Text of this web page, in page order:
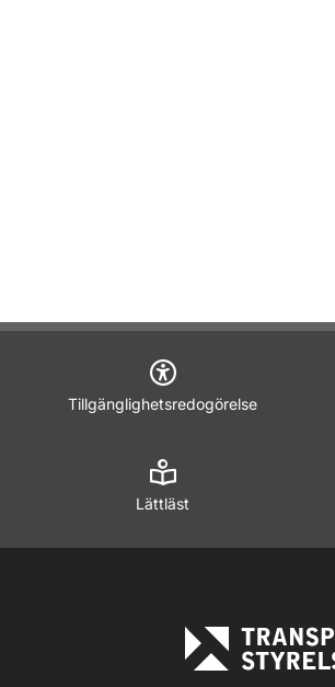
Tillgänglighetsredogörelse
Lättläst